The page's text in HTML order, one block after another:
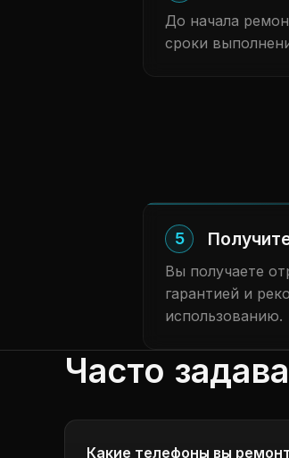
До начала
сроки
5
Вы получаете
гарантией и
использованию.
Часто
Какие телефоны вы